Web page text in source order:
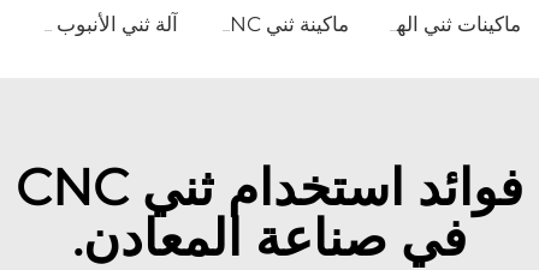
فوائد استخدام ثني CNC
في صناعة المعادن.